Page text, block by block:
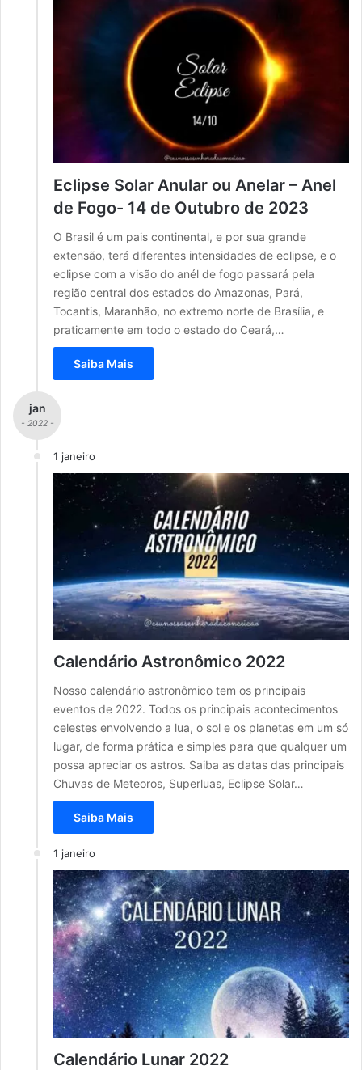
Eclipse Solar Anular ou Anelar – Anel
de Fogo- 14 de Outubro de 2023
O Brasil é um pais continental, e por sua grande
extensão, terá diferentes intensidades de eclipse, e o
eclipse com a visão do anél de fogo passará pela
região central dos estados do Amazonas, Pará,
Tocantis, Maranhão, no extremo norte de Brasília, e
praticamente em todo o estado do Ceará,…
Saiba Mais
jan
- 2022 -
1 janeiro
Calendário Astronômico 2022
Nosso calendário astronômico tem os principais
eventos de 2022. Todos os principais acontecimentos
celestes envolvendo a lua, o sol e os planetas em um só
lugar, de forma prática e simples para que qualquer um
possa apreciar os astros. Saiba as datas das principais
Chuvas de Meteoros, Superluas, Eclipse Solar…
Saiba Mais
1 janeiro
Calendário Lunar 2022